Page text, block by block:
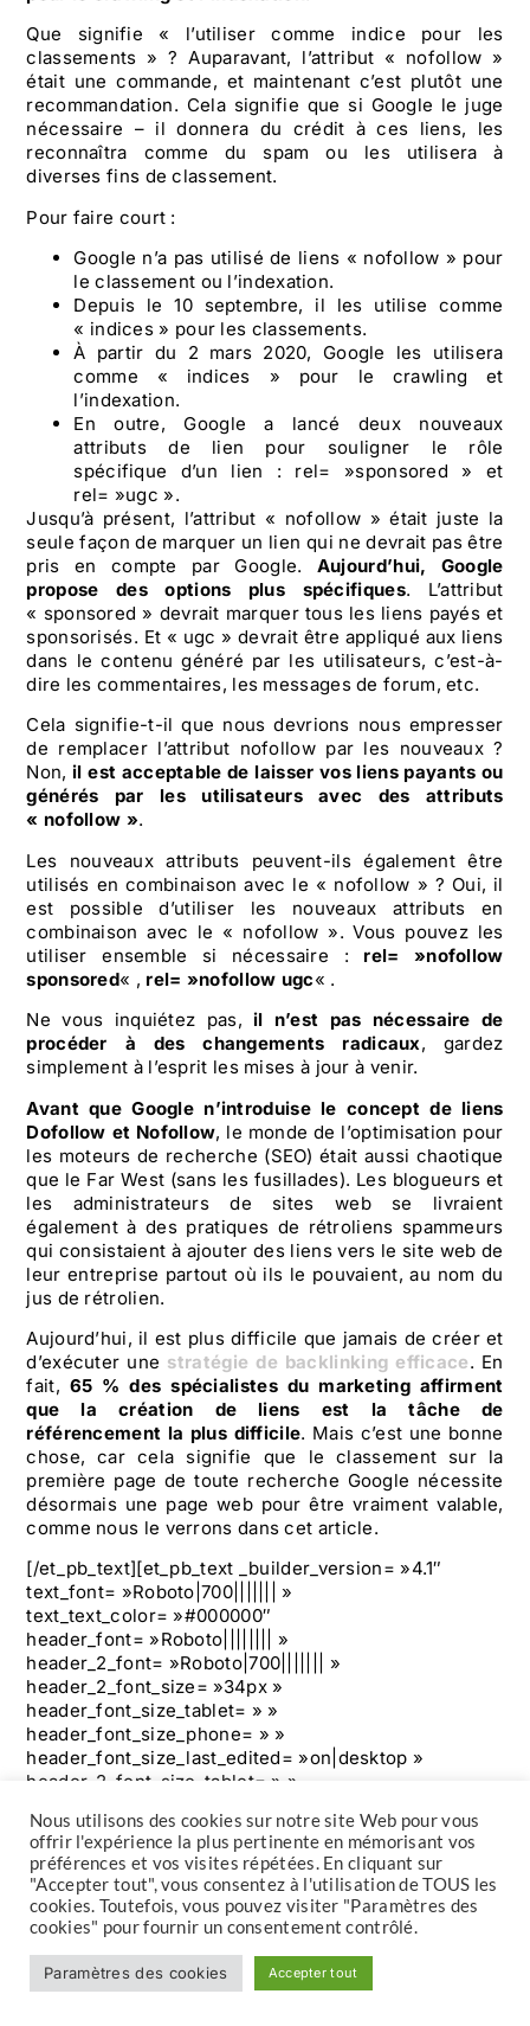
Que signifie « l’utiliser comme indice pour les
classements » ? Auparavant, l’attribut « nofollow »
était une commande, et maintenant c’est plutôt une
recommandation. Cela signifie que si Google le juge
nécessaire – il donnera du crédit à ces liens, les
reconnaîtra comme du spam ou les utilisera à
diverses fins de classement.
Pour faire court :
Google n’a pas utilisé de liens « nofollow » pour
le classement ou l’indexation.
Depuis le 10 septembre, il les utilise comme
« indices » pour les classements.
À partir du 2 mars 2020, Google les utilisera
comme « indices » pour le crawling et
l’indexation.
En outre, Google a lancé deux nouveaux
attributs de lien pour souligner le rôle
spécifique d’un lien : rel= »sponsored » et
rel= »ugc ».
Jusqu’à présent, l’attribut « nofollow » était juste la
seule façon de marquer un lien qui ne devrait pas être
pris en compte par Google. Aujourd’hui, Google
propose des options plus spécifiques. L’attribut
« sponsored » devrait marquer tous les liens payés et
sponsorisés. Et « ugc » devrait être appliqué aux liens
dans le contenu généré par les utilisateurs, c’est-à-
dire les commentaires, les messages de forum, etc.
Cela signifie-t-il que nous devrions nous empresser
de remplacer l’attribut nofollow par les nouveaux ?
Non,il est acceptable de laisser vos liens payants ou
générés par les utilisateurs avec des attributs
« nofollow ».
Les nouveaux attributs peuvent-ils également être
utilisés en combinaison avec le « nofollow » ? Oui, il
est possible d’utiliser les nouveaux attributs en
combinaison avec le « nofollow ». Vous pouvez les
utiliser ensemble si nécessaire : rel= »nofollow
sponsored« , rel= »nofollow ugc« .
Ne vous inquiétez pas,il n’est pas nécessaire de
procéder à des changements radicaux, gardez
simplement à l’esprit les mises à jour à venir.
Avant que Google n’introduise le concept de liens
Dofollow et Nofollow, le monde de l’optimisation pour
les moteurs de recherche (SEO) était aussi chaotique
que le Far West (sans les fusillades). Les blogueurs et
les administrateurs de sites web se livraient
également à des pratiques de rétroliens spammeurs
qui consistaient à ajouter des liens vers le site web de
leur entreprise partout où ils le pouvaient, au nom du
jus de rétrolien.
Aujourd’hui, il est plus difficile que jamais de créer et
d’exécuter une stratégie de backlinking efficace. En
fait, 65 % des spécialistes du marketing affirment
que la création de liens est la tâche de
référencement la plus difficile. Mais c’est une bonne
chose, car cela signifie que le classement sur la
première page de toute recherche Google nécessite
désormais une page web pour être vraiment valable,
comme nous le verrons dans cet article.
[/et_pb_text][et_pb_text _builder_version= »4.1″
text_font= »Roboto|700||||||| »
text_text_color= »#000000″
header_font= »Roboto|||||||| »
header_2_font= »Roboto|700||||||| »
header_2_font_size= »34px »
header_font_size_tablet= » »
header_font_size_phone= » »
header_font_size_last_edited= »on|desktop »
header_2_font_size_tablet= » »
header_2_font_size_last_edited= »on|phone »]
Qu’est-ce que le
PageRank et comment
est-il affecté par les
Nous utilisons des cookies sur notre site Web pour vous
offrir l'expérience la plus pertinente en mémorisant vos
préférences et vos visites répétées. En cliquant sur
"Accepter tout", vous consentez à l'utilisation de TOUS les
cookies. Toutefois, vous pouvez visiter "Paramètres des
cookies" pour fournir un consentement contrôlé.
Paramètres des cookies Accepter tout